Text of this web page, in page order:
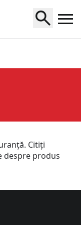
Citiți
despre produs
a new tab)